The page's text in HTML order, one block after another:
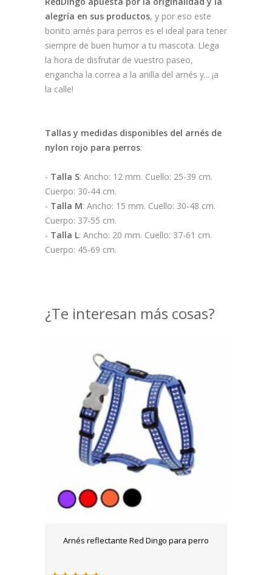
alegría en sus productos, y por eso este
bonito arnés para perros es el ideal para tener
siempre de buen humor a tu mascota. Llega
la hora de disfrutar de vuestro paseo,
engancha la correa a la anilla del arnés y... ¡a
la calle!
Tallas y medidas disponibles del arnés de
nylon rojo para perros:
- Talla S: Ancho: 12 mm. Cuello: 25-39 cm.
Cuerpo: 30-44 cm.
- Talla M: Ancho: 15 mm. Cuello: 30-48 cm.
Cuerpo: 37-55 cm.
- Talla L: Ancho: 20 mm. Cuello: 37-61 cm.
Cuerpo: 45-69 cm.
¿Te interesan más cosas?
Arnés reflectante Red Dingo para perro